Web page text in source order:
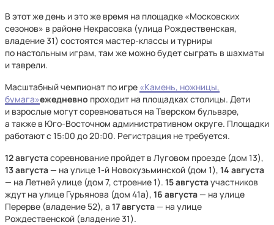
В этот же день и это же время на площадке «Московских
сезонов» в районе Некрасовка (улица Рождественская,
владение 31) состоятся мастер-классы и турниры
по настольным играм, там же можно будет сыграть в шахматы
и таврели.
Масштабный чемпионат по игре «Камень, ножницы,
бумага»ежедневно проходит на площадках столицы. Дети
и взрослые могут соревноваться на Тверском бульваре,
а также в Юго-Восточном административном округе. Площадки
работают с 15:00 до 20:00. Регистрация не требуется.
12 августасоревнование пройдет в Луговом проезде (дом 13),
13 августа— на улице 1-й Новокузьминской (дом 1), 14 августа
— на Летней улице (дом 7, строение 1). 15 августаучастников
ждут на улице Гурьянова (дом 41а), 16 августа— на улице
Перерве (владение 52), а 17 августа— на улице
Рождественской (владение 31).